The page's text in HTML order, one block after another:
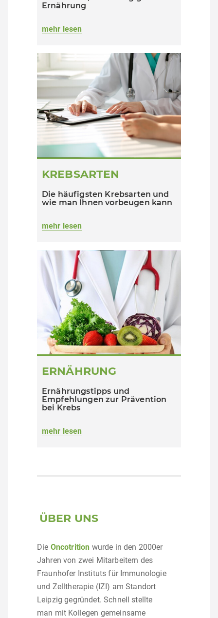
Ernährung
mehr lesen
KREBSARTEN
Die häufigsten Krebsarten und
wie man Ihnen vorbeugen kann
mehr lesen
ERNÄHRUNG
Ernährungstipps und
Empfehlungen zur Prävention
bei Krebs
mehr lesen
ÜBER UNS
Die Oncotrition wurde in den 2000er
Jahren von zwei Mitarbeitern des
Fraunhofer Instituts für Immunologie
und Zelltherapie (IZI) am Standort
Leipzig gegründet. Schnell stellte
man mit Kollegen gemeinsame